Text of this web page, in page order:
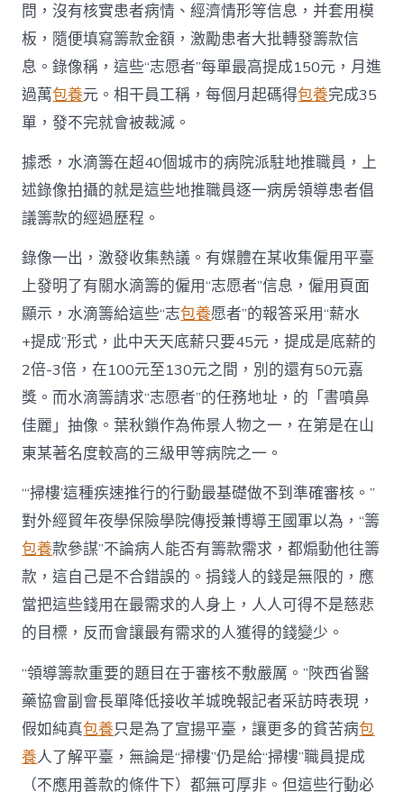
問，沒有核實患者病情、經濟情形等信息，并套用模
板，隨便填寫籌款金額，激勵患者大批轉發籌款信
息。錄像稱，這些“志愿者”每單最高提成150元，月進
過萬包養元。相干員工稱，每個月起碼得包養完成35
單，發不完就會被裁減。
據悉，水滴籌在超40個城市的病院派駐地推職員，上
述錄像拍攝的就是這些地推職員逐一病房領導患者倡
議籌款的經過歷程。
錄像一出，激發收集熱議。有媒體在某收集僱用平臺
上發明了有關水滴籌的僱用“志愿者”信息，僱用頁面
顯示，水滴籌給這些“志包養愿者”的報答采用“薪水
+提成”形式，此中天天底薪只要45元，提成是底薪的
2倍-3倍，在100元至130元之間，別的還有50元嘉
獎。而水滴籌請求“志愿者”的任務地址，的「書噴鼻
佳麗」抽像。葉秋鎖作為佈景人物之一，在第是在山
東某著名度較高的三級甲等病院之一。
“‘掃樓’這種疾速推行的行動最基礎做不到準確審核。”
對外經貿年夜學保險學院傳授兼博導王國軍以為，“籌
包養款參謀”不論病人能否有籌款需求，都煽動他往籌
款，這自己是不合錯誤的。捐錢人的錢是無限的，應
當把這些錢用在最需求的人身上，人人可得不是慈悲
的目標，反而會讓最有需求的人獲得的錢變少。
“領導籌款重要的題目在于審核不敷嚴厲。”陜西省醫
藥協會副會長單降低接收羊城晚報記者采訪時表現，
假如純真包養只是為了宣揚平臺，讓更多的貧苦病包
養人了解平臺，無論是“掃樓”仍是給“掃樓”職員提成
（不應用善款的條件下）都無可厚非。但這些行動必